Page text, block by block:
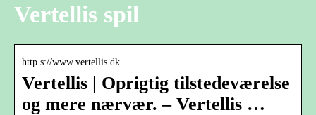
Vertellis spil
http s://www.vertellis.dk
Vertellis | Oprigtig tilstedeværelse
og mere nærvær. – Vertellis …